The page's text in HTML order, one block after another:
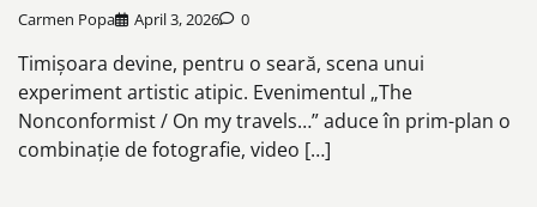
Carmen Popa April 3, 2026 0
Timișoara devine, pentru o seară, scena unui
experiment artistic atipic. Evenimentul „The
Nonconformist / On my travels…” aduce în prim-plan o
combinație de fotografie, video […]